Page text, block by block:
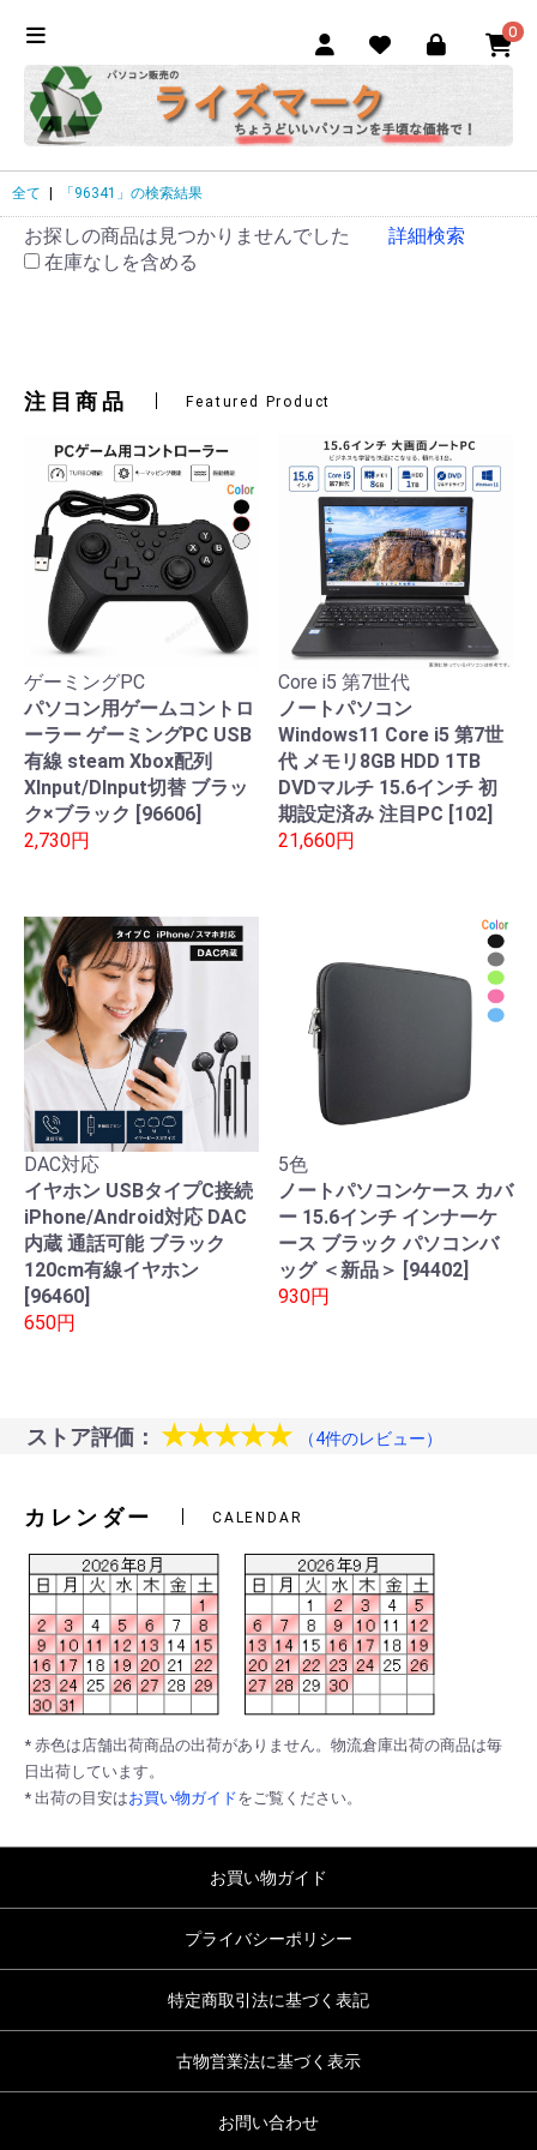
0
全て 「96341」の検索結果
お探しの商品は見つかりませんでした
詳細検索
在庫なしを含める
注目商品 Featured Product
ゲーミングPC
パソコン用ゲームコントロ
ーラー ゲーミングPC USB
有線 steam Xbox配列
XInput/DInput切替 ブラッ
ク×ブラック [96606]
2,730円
Core i5 第7世代
ノートパソコン
Windows11 Core i5 第7世
代 メモリ8GB HDD 1TB
DVDマルチ 15.6インチ 初
期設定済み 注目PC [102]
21,660円
DAC対応
イヤホン USBタイプC接続
iPhone/Android対応 DAC
内蔵 通話可能 ブラック
120cm有線イヤホン
[96460]
650円
5色
ノートパソコンケース カバ
ー 15.6インチ インナーケ
ース ブラック パソコンバ
ッグ ＜新品＞ [94402]
930円
ストア評価： ★★★★★ （4件のレビュー）
カレンダー CALENDAR
* 赤色は店舗出荷商品の出荷がありません。物流倉庫出荷の商品は毎
日出荷しています。
* 出荷の目安はお買い物ガイドをご覧ください。
お買い物ガイド
プライバシーポリシー
特定商取引法に基づく表記
古物営業法に基づく表示
お問い合わせ